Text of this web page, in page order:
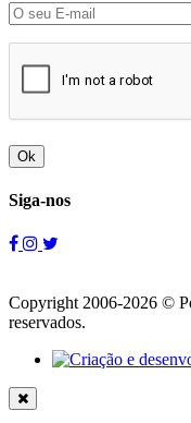
Ok
Siga-nos
Copyright 2006-2026 ©
reservados.